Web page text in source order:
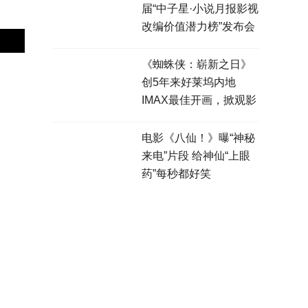
届“中子星·小说月报影视
改编价值潜力榜”发布会
《蜘蛛侠：崭新之日》
创5年来好莱坞内地
IMAX最佳开画，掀观影
电影《八仙！》曝“神秘
来电”片段 给神仙“上眼
药”每秒都好笑